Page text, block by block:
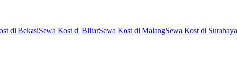
di BekasiSewa Kost di BlitarSewa Kost di MalangSewa Kost di Surabaya